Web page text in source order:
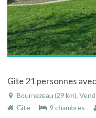
Bournezeau (29 km),
Gîte
9 chambres